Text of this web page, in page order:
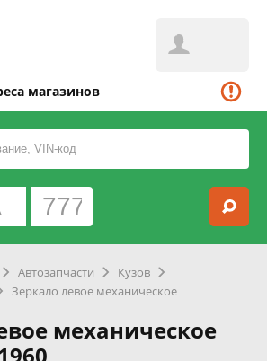
магазинов
Автозапчасти
Кузов
Зеркало левое механическое
механическое